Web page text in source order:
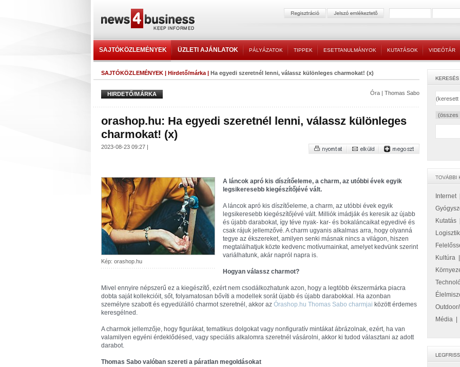
SAJTÓKÖZLEMÉNYEK ÜZLETI AJÁNLATOK PÁLYÁZATOK TIPPEK ESETTANULMÁNYOK KUTATÁSOK VIDEÓTÁR
SAJTÓKÖZLEMÉNYEK | Hirdető/márka | Ha egyedi szeretnél lenni, válassz különleges charmokat! (x)
HIRDETŐ/MÁRKA Óra | Thomas Sabo
orashop.hu: Ha egyedi szeretnél lenni, válassz különleges
charmokat! (x)
2023-08-23 09:27 |
Kép: orashop.hu
A láncok apró kis díszítőeleme, a charm, az utóbbi évek egyik
legsikeresebb kiegészítőjévé vált.
A láncok apró kis díszítőeleme, a charm, az utóbbi évek egyik
legsikeresebb kiegészítőjévé vált. Milliók imádják és keresik az újabb
és újabb darabokat, így téve nyak- kar- és bokaláncaikat egyedivé és
csak rájuk jellemzővé. A charm ugyanis alkalmas arra, hogy olyanná
tegye az ékszereket, amilyen senki másnak nincs a világon, hiszen
megtalálhatjuk közte kedvenc motívumainkat, amelyet kedvünk szerint
variálhatunk, akár napról napra is.
Hogyan válassz charmot?
Mivel ennyire népszerű ez a kiegészítő, ezért nem csodálkozhatunk azon, hogy a legtöbb ékszermárka piacra
dobta saját kollekcióit, sőt, folyamatosan bővíti a modellek sorát újabb és újabb darabokkal. Ha azonban
személyre szabott és egyedülálló charmot szeretnél, akkor az Órashop.hu Thomas Sabo charmjai között érdemes
keresgélned.
A charmok jellemzője, hogy figurákat, tematikus dolgokat vagy nonfiguratív mintákat ábrázolnak, ezért, ha van
valamilyen egyéni érdeklődésed, vagy speciális alkalomra szeretnél vásárolni, akkor ki tudod választani az adott
darabot.
Thomas Sabo valóban szereti a páratlan megoldásokat
Internet|
Kutatás
Kultúra
Média